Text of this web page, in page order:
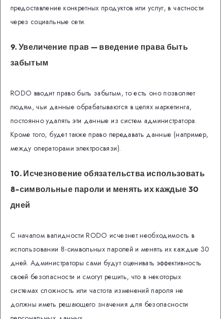
предоставление конкретных продуктов или услуг, в частности
через социальные сети.
9. Увеличение прав — введение права быть
забытым
RODO вводит право быть забытым, то есть оно позволяет
людям, чьи данные обрабатываются в целях маркетинга,
постоянно удалять эти данные из систем администратора.
Кроме того, будет также право передавать данные (например,
между операторами электросвязи).
10. Исчезновение обязательства использовать
8-символьные пароли и менять их каждые 30
дней
С началом валидности RODO исчезнет необходимость в
использовании 8-символьных паролей и менять их каждые 30
дней. Администраторы сами будут оценивать эффективность
своей безопасности и смогут решить, что в некоторых
системах сложность или частота изменений пароля не
должны иметь решающего значения для безопасности